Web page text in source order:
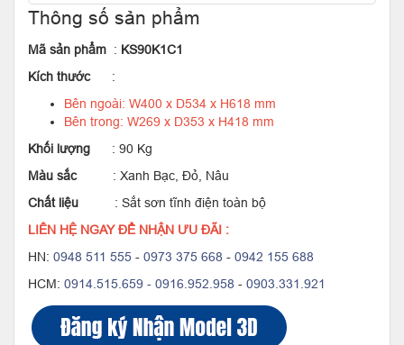
Thông số sản phẩm
Mã sản phẩm : KS90K1C1
Kích thước :
Bên ngoài: W400 x D534 x H618 mm
Bên trong: W269 x D353 x H418 mm
Khối lượng : 90 Kg
Màu sắc
: Xanh Bạc, Đỏ, Nâu
Chất liệu : Sắt sơn tĩnh điện toàn bộ
LIÊN HỆ NGAY ĐỂ NHẬN ƯU ĐÃI :
HN: 0948 511 555 - 0973 375 668 - 0942 155 688
HCM: 0914.515.659 - 0916.952.958 - 0903.331.921